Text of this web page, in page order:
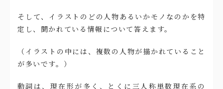
そして、イラストのどの人物あるいかモノなのかを特
定し、聞かれている情報について答えます。
（イラストの中には、複数の人物が描かれていること
が多いです。）
動詞は、現在形が多く、とくに三人称単数現在系の